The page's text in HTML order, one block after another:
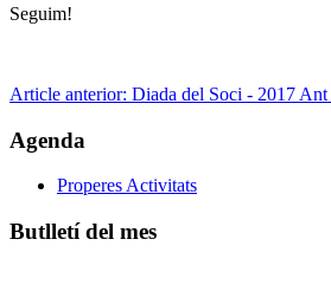
Seguim!
Article anterior: Diada del Soci - 2017 Ant
Agenda
Properes Activitats
Butlletí del mes